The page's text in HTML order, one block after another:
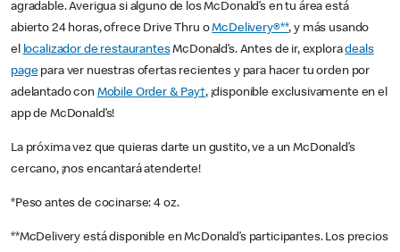
agradable. Averigua si alguno de los McDonald’s en tu área está
abierto 24 horas, ofrece Drive Thru oMcDelivery®**, y más usando
el localizador de restaurantesMcDonald’s. Antes de ir, exploradeals
pagepara ver nuestras ofertas recientes y para hacer tu orden por
adelantado con Mobile Order & Pay†, ¡disponible exclusivamente en el
app de McDonald’s!
La próxima vez que quieras darte un gustito, ve a un McDonald’s
cercano, ¡nos encantará atenderte!
*Peso antes de cocinarse: 4 oz.
**McDelivery está disponible en McDonald’s participantes. Los precios